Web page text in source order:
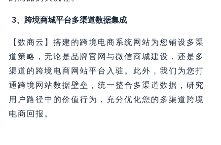
3、跨境商城平台多渠道数据集成
【数商云】搭建的跨境电商系统网站为您铺设多渠
道策略，无论是品牌官网与微信商城建设，还是多
渠道的跨境电商网站平台入驻。此外，我们为您打
通跨境网站数据壁垒，统一整合多渠道数据，研究
用户路径中的价值行为，充分优化您的多渠道跨境
电商回报。